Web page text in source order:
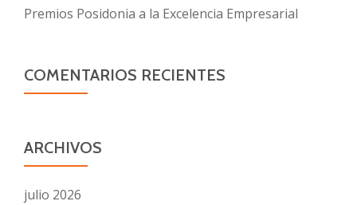
Premios Posidonia a la Excelencia Empresarial
COMENTARIOS RECIENTES
ARCHIVOS
julio 2026